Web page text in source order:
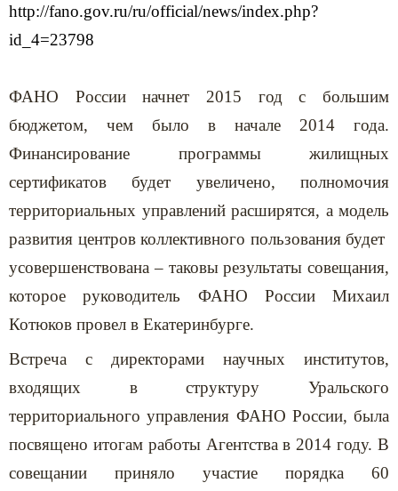
http://fano.gov.ru/ru/official/news/index.php?
id_4=23798
ФАНО России начнет 2015 год с большим
бюджетом, чем было в начале 2014 года.
Финансирование программы жилищных
сертификатов будет увеличено, полномочия
территориальных управлений расширятся, а модель
развития центров коллективного пользования будет
усовершенствована – таковы результаты совещания,
которое руководитель ФАНО России Михаил
Котюков провел в Екатеринбурге.
Встреча с директорами научных институтов,
входящих в структуру Уральского
территориального управления ФАНО России, была
посвящено итогам работы Агентства в 2014 году. В
совещании приняло участие порядка 60